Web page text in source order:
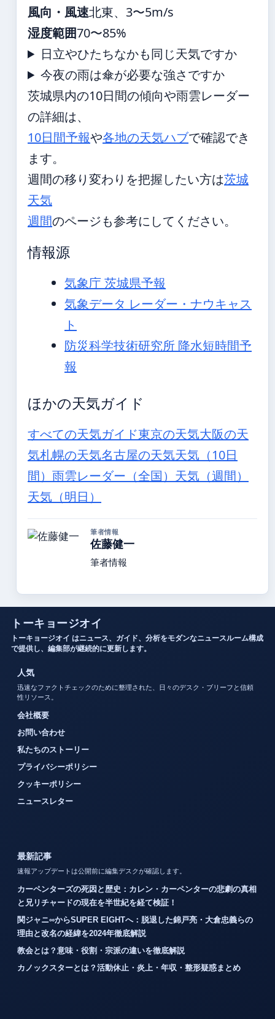
風向・風速北東、3〜5m/s
湿度範囲70〜85%
日立やひたちなかも同じ天気ですか
今夜の雨は傘が必要な強さですか
茨城県内の10日間の傾向や雨雲レーダー
の詳細は、
10日間予報や各地の天気ハブで確認でき
ます。
週間の移り変わりを把握したい方は茨城
天気
週間のページも参考にしてください。
情報源
気象庁 茨城県予報
気象データ レーダー・ナウキャス
ト
防災科学技術研究所 降水短時間予
報
ほかの天気ガイド
すべての天気ガイド東京の天気大阪の天
気札幌の天気名古屋の天気天気（10日
間） 雨雲レーダー（全国） 天気（週間）
天気（明日）
筆者情報
佐藤健一
筆者情報
トーキョージオイ
トーキョージオイ はニュース、ガイド、分析をモダンなニュースルーム構成
で提供し、編集部が継続的に更新します。
人気
迅速なファクトチェックのために整理された、日々のデスク・ブリーフと信頼
性リソース。
会社概要
お問い合わせ
私たちのストーリー
プライバシーポリシー
クッキーポリシー
ニュースレター
最新記事
速報アップデートは公開前に編集デスクが確認します。
カーペンターズの死因と歴史：カレン・カーペンターの悲劇の真相
と兄リチャードの現在を半世紀を経て検証！
関ジャニ∞からSUPER EIGHTへ：脱退した錦戸亮・大倉忠義らの
理由と改名の経緯を2024年徹底解説
教会とは？意味・役割・宗派の違いを徹底解説
カノックスターとは？活動休止・炎上・年収・整形疑惑まとめ